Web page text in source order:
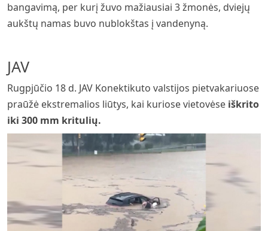
bangavimą, per kurį žuvo mažiausiai 3 žmonės, dviejų
aukštų namas buvo nublokštas į vandenyną.
JAV
Rugpjūčio 18 d. JAV Konektikuto valstijos pietvakariuose
praūžė ekstremalios liūtys, kai kuriose vietovėse iškrito
iki 300 mm kritulių.